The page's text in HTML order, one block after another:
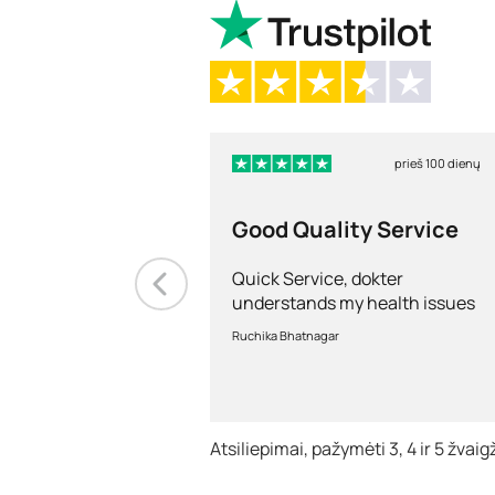
prieš 100 dienų
Good Quality Service
Quick Service, dokter
understands my health issues
and good diagnosis
Ruchika Bhatnagar
Atsiliepimai, pažymėti 3, 4 ir 5